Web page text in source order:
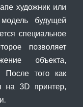
художник или
будущей
специальное
позволяет
объекта,
После того как
на 3D принтер,